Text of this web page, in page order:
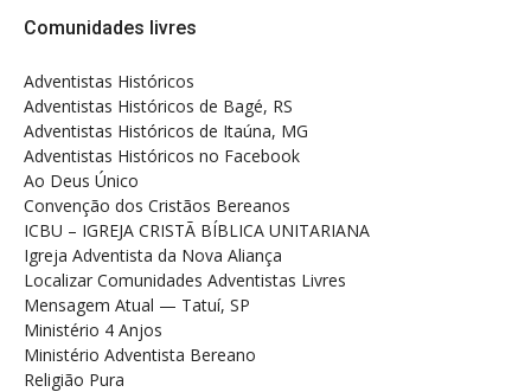
Comunidades livres
Adventistas Históricos
Adventistas Históricos de Bagé, RS
Adventistas Históricos de Itaúna, MG
Adventistas Históricos no Facebook
Ao Deus Único
Convenção dos Cristãos Bereanos
ICBU – IGREJA CRISTÃ BÍBLICA UNITARIANA
Igreja Adventista da Nova Aliança
Localizar Comunidades Adventistas Livres
Mensagem Atual — Tatuí, SP
Ministério 4 Anjos
Ministério Adventista Bereano
Religião Pura